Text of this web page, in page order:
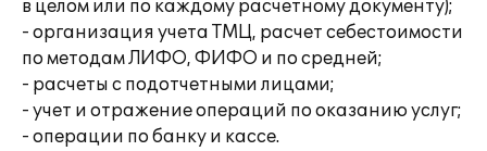
в целом или по каждому расчетному документу);
- организация учета ТМЦ, расчет себестоимости
по методам ЛИФО, ФИФО и по средней;
- расчеты с подотчетными лицами;
- учет и отражение операций по оказанию услуг;
- операции по банку и кассе.